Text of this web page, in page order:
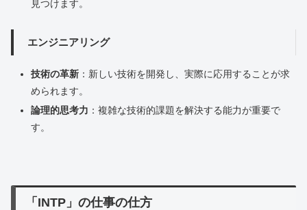
見つけます。
エンジニアリング
技術の革新：新しい技術を開発し、実際に応用することが求
められます。
論理的思考力 ：複雑な技術的課題を解決する能力が重要で
す。
「INTP」の仕事の仕方